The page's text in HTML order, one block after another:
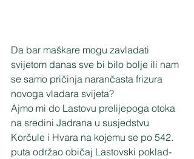
Da bar maškare mogu zavladati
svijetom danas sve bi bilo bolje ili nam
se samo pričinja narančasta frizura
novoga vladara svijeta?
Ajmo mi do Lastovu prelijepoga otoka
na sredini Jadrana u susjedstvu
Korčule i Hvara na kojemu se po 542.
puta održao običaj Lastovski poklad-